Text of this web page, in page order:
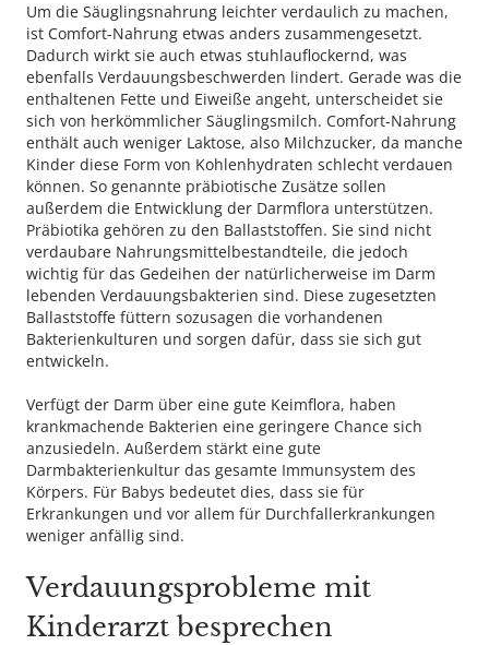
Um die Säuglingsnahrung leichter verdaulich zu machen,
ist Comfort-Nahrung etwas anders zusammengesetzt.
Dadurch wirkt sie auch etwas stuhlauflockernd, was
ebenfalls Verdauungsbeschwerden lindert. Gerade was die
enthaltenen Fette und Eiweiße angeht, unterscheidet sie
sich von herkömmlicher Säuglingsmilch. Comfort-Nahrung
enthält auch weniger Laktose, also Milchzucker, da manche
Kinder diese Form von Kohlenhydraten schlecht verdauen
können. So genannte präbiotische Zusätze sollen
außerdem die Entwicklung der Darmflora unterstützen.
Präbiotika gehören zu den Ballaststoffen. Sie sind nicht
verdaubare Nahrungsmittelbestandteile, die jedoch
wichtig für das Gedeihen der natürlicherweise im Darm
lebenden Verdauungsbakterien sind. Diese zugesetzten
Ballaststoffe füttern sozusagen die vorhandenen
Bakterienkulturen und sorgen dafür, dass sie sich gut
entwickeln.
Verfügt der Darm über eine gute Keimflora, haben
krankmachende Bakterien eine geringere Chance sich
anzusiedeln. Außerdem stärkt eine gute
Darmbakterienkultur das gesamte Immunsystem des
Körpers. Für Babys bedeutet dies, dass sie für
Erkrankungen und vor allem für Durchfallerkrankungen
weniger anfällig sind.
Verdauungsprobleme mit
Kinderarzt besprechen